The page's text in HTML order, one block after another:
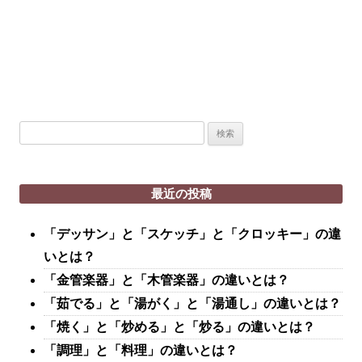
最近の投稿
「デッサン」と「スケッチ」と「クロッキー」の違
いとは？
「金管楽器」と「木管楽器」の違いとは？
「茹でる」と「湯がく」と「湯通し」の違いとは？
「焼く」と「炒める」と「炒る」の違いとは？
「調理」と「料理」の違いとは？